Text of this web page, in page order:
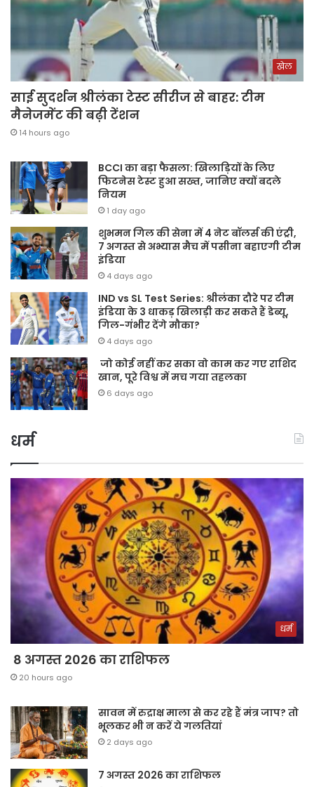
खेल
साई सुदर्शन श्रीलंका टेस्ट सीरीज से बाहर: टीम
मैनेजमेंट की बढ़ी टेंशन
14 hours ago
BCCI का बड़ा फैसला: खिलाड़ियों के लिए
फिटनेस टेस्ट हुआ सख्त, जानिए क्यों बदले
नियम
1 day ago
शुभमन गिल की सेना में 4 नेट बॉलर्स की एंट्री,
7 अगस्त से अभ्यास मैच में पसीना बहाएगी टीम
इंडिया
4 days ago
IND vs SL Test Series: श्रीलंका दौरे पर टीम
इंडिया के 3 धाकड़ खिलाड़ी कर सकते हैं डेब्यू,
गिल-गंभीर देंगे मौका?
4 days ago
जो कोई नहीं कर सका वो काम कर गए राशिद
खान, पूरे विश्व में मच गया तहलका
6 days ago
धर्म
धर्म
8 अगस्त 2026 का राशिफल
20 hours ago
सावन में रुद्राक्ष माला से कर रहे हैं मंत्र जाप? तो
भूलकर भी न करें ये गलतियां
2 days ago
7 अगस्त 2026 का राशिफल